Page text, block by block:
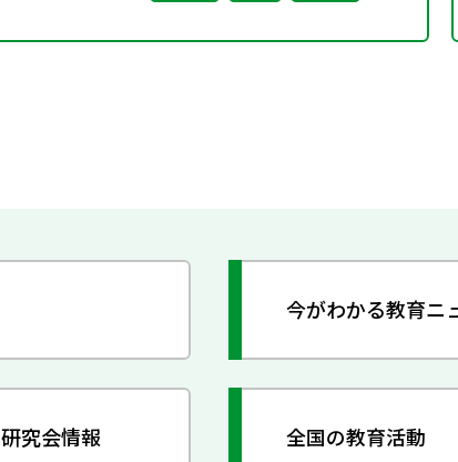
今がわかる教育ニ
研究会情報 全国の教育活動